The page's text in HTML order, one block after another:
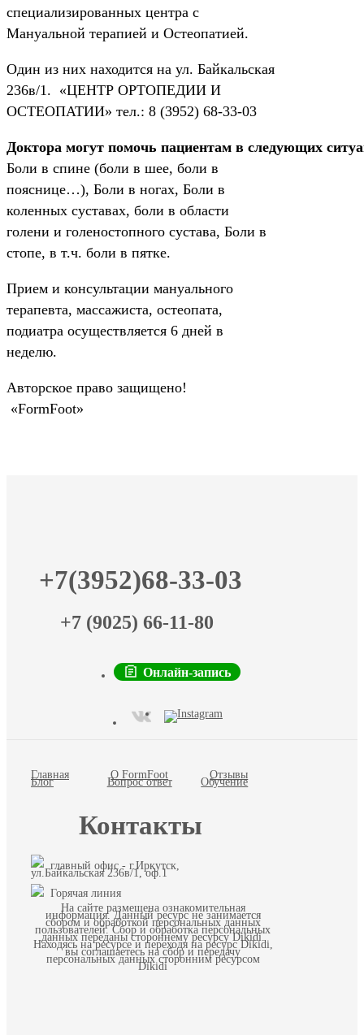
специализированных центра с
Мануальной терапией и Остеопатией.
Один из них находится на ул. Байкальская
236в/1. «ЦЕНТР ОРТОПЕДИИ И
ОСТЕОПАТИИ» тел.: 8 (3952) 68-33-03
Доктора могут помочь пациентам в следующих
Боли в спине (боли в шее, боли в
пояснице…), Боли в ногах, Боли в
коленных суставах, боли в области
голени и голеностопного сустава, Боли в
стопе, в т.ч. боли в пятке.
Прием и консультации мануального
терапевта, массажиста, остеопата,
подиатра осуществляется 6 дней в
неделю.
Авторское право защищено!
«FormFoot»
+7(3952)68-33-03
+7 (9025) 66-11-80
Онлайн-запись
Главная О FormFoot Отзывы
Блог Вопрос ответ Обучение
Контакты
главный офис - г.Иркутск,
ул.Байкальская 236в/1, оф.1
Горячая линия
На сайте размещена ознакомительная
информация. Данный ресурс не занимается
сбором и обработкой персональных данных
пользователей. Сбор и обработка персональных
данных переданы стороннему ресурсу Dikidi.
Находясь на ресурсе и переходя на ресурс Dikidi,
вы соглашаетесь на сбор и передачу
персональных данных сторонним ресурсом
Dikidi